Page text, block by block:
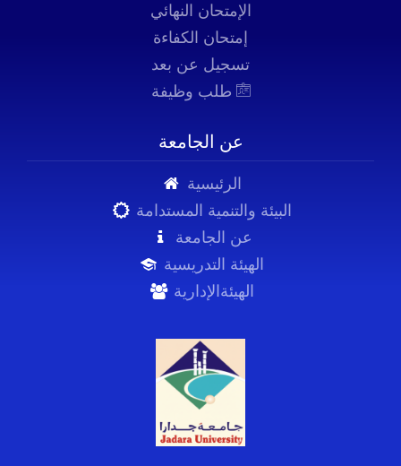
الإمتحان النهائي
إمتحان الكفاءة
تسجيل عن بعد
عن الجامعة
الرئيسية
البيئة والتنمية المستدامة
عن الجامعة
الهيئة التدريسية
الهيئةالإدارية